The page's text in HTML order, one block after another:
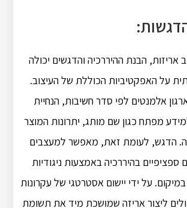
אריזות, הבנת ההיררכיה והדגשים יכולה
על האפקטיביות הכוללת של העיצוב.
אלמנטים לפי סדר חשיבות, הנחיית
מפתח כגון שם מותג, יתרונות המוצר
הדגש, לעומת זאת, מאפשר למעצבים
בהיררכיה באמצעות ניגודיות
על ידי יישום אסטרטגי של עקרונות
ליצור אריזה שמושכת מיד את תשומת